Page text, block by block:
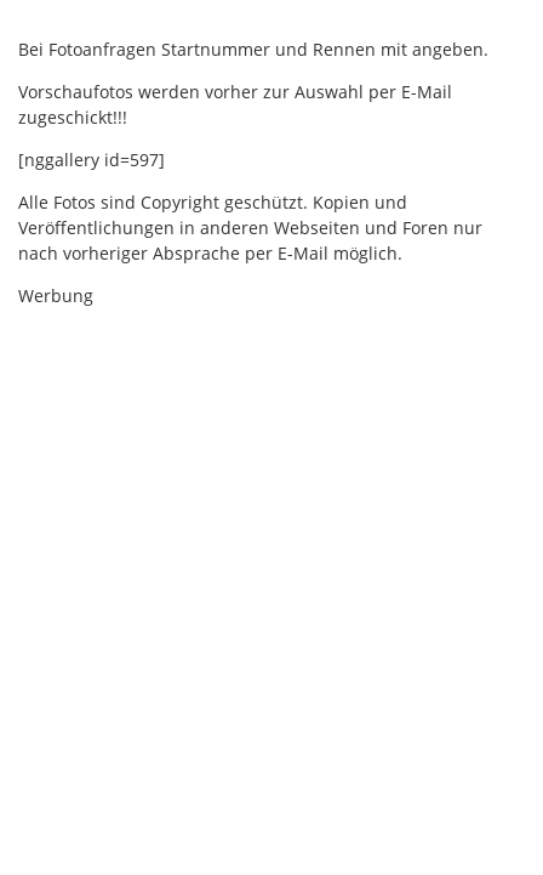
Bei Fotoanfragen Startnummer und Rennen mit angeben.
Vorschaufotos werden vorher zur Auswahl per E-Mail
zugeschickt!!!
[nggallery id=597]
Alle Fotos sind Copyright geschützt. Kopien und
Veröffentlichungen in anderen Webseiten und Foren nur
nach vorheriger Absprache per E-Mail möglich.
Werbung